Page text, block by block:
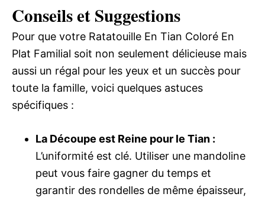
Conseils et Suggestions
Pour que votre Ratatouille En Tian Coloré En
Plat Familial soit non seulement délicieuse mais
aussi un régal pour les yeux et un succès pour
toute la famille, voici quelques astuces
spécifiques :
La Découpe est Reine pour le Tian :
L’uniformité est clé. Utiliser une mandoline
peut vous faire gagner du temps et
garantir des rondelles de même épaisseur,